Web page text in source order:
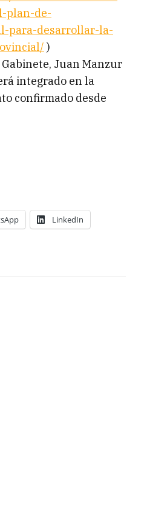
plan-de-
para-desarrollar-la-
)
Juan Manzur
integrado en la
confirmado desde
LinkedIn